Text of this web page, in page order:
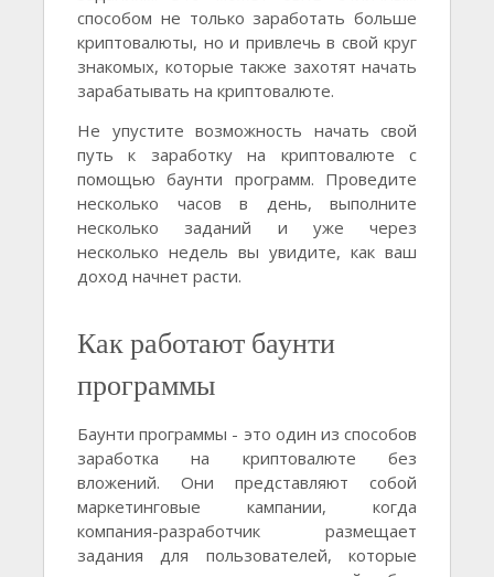
способом не только заработать больше
криптовалюты, но и привлечь в свой круг
знакомых, которые также захотят начать
зарабатывать на криптовалюте.
Не упустите возможность начать свой
путь к заработку на криптовалюте с
помощью баунти программ. Проведите
несколько часов в день, выполните
несколько заданий и уже через
несколько недель вы увидите, как ваш
доход начнет расти.
Как работают баунти
программы
Баунти программы - это один из способов
заработка на криптовалюте без
вложений. Они представляют собой
маркетинговые кампании, когда
компания-разработчик размещает
задания для пользователей, которые